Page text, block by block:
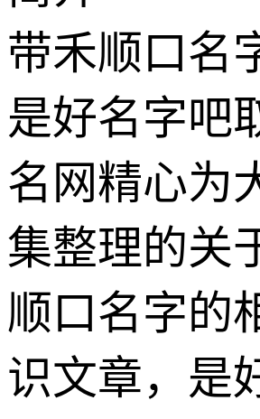
带禾顺口名
是好名字吧
名网精心为
集整理的关
顺口名字的
识文章，是